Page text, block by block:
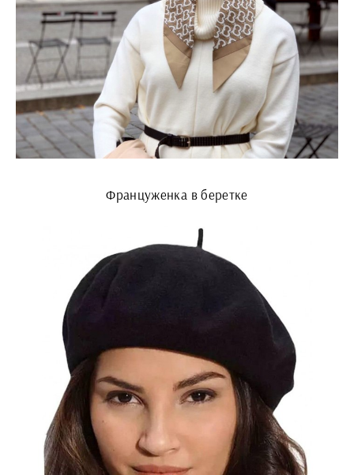
Француженка в беретке